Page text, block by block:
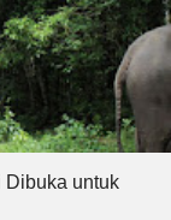
Dibuka untuk